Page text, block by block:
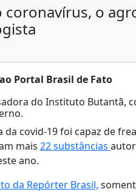
coronavírus, o
ao Portal Brasil de Fato
do Instituto Butantã,
da covid-19 foi capaz de
mais 22 substâncias
ano.
da Repórter Brasil,